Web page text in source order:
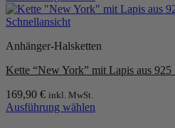
Dieses
Produkt
mehrere
auf.
Optionen
können
Schnellansicht
Anhänger-Halsketten
Kette “New York” mit Lapis aus 925
169,90 € inkl. MwSt.
Ausführung wählen